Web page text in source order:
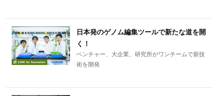
日本発のゲノム編集ツールで新たな道を開
く！
ベンチャー、大企業、研究所がワンチームで新技
術を開発